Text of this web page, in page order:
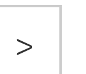
>